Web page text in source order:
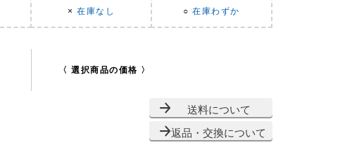
× 在庫なし
○在庫わずか
〈 選択商品の価格 〉
送料について
返品・交換について